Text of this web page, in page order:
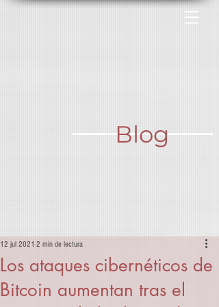
Blog
Los ataques cibernéticos de
Bitcoin aumentan tras el
12 jul 2021 2 min de lectura